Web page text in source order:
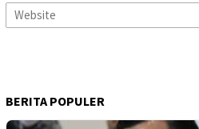
BERITA POPULER